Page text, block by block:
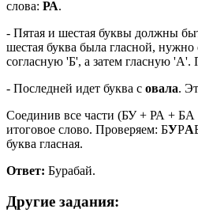
слова: РА.
- Пятая и шестая буквы должны
шестая буква была гласной, нужно
согласную 'Б', а затем гласную 'А'.
- Последней идет буква с овала.
Соединив все части (БУ + РА +
итоговое слово. Проверяем: БУРА
буква гласная.
Ответ: Бурабай.
Другие задания: